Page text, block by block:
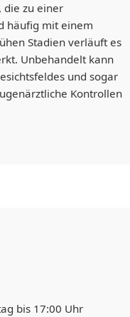
die zu einer
häufig mit einem
Stadien verläuft es
Unbehandelt kann
und sogar
Kontrollen
bis 17:00 Uhr